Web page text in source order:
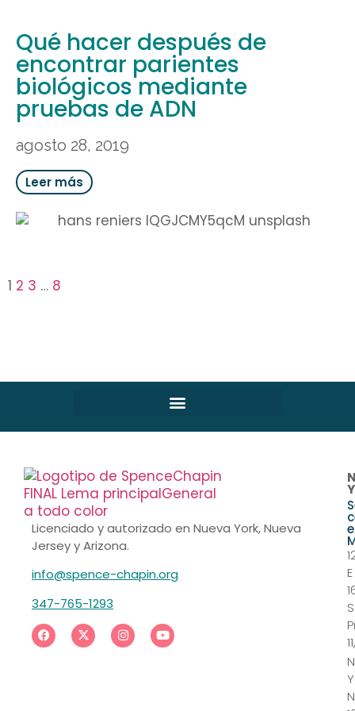
Qué hacer después de
encontrar parientes
biológicos mediante
pruebas de ADN
agosto 28, 2019
Leer más
1 2 3 … 8
Licenciado y autorizado en Nueva York, Nueva
Jersey y Arizona.
info@spence-chapin.org
347-765-1293
E
11,